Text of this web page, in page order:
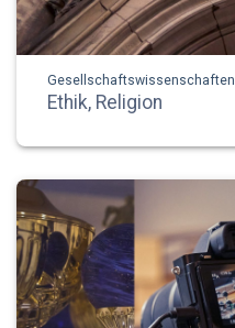
Gesellschaftswissenschaften
Ethik, Religion